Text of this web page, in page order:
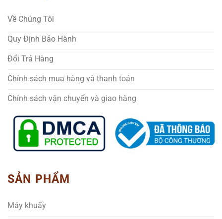
Về Chúng Tôi
Quy Định Bảo Hành
Đổi Trả Hàng
Chính sách mua hàng và thanh toán
Chính sách vận chuyển và giao hàng
SẢN PHẨM
Máy khuấy